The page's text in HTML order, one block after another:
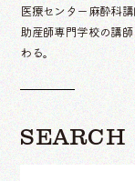
医療センター麻酔科
助産師専門学校の講
わる。
SEARCH